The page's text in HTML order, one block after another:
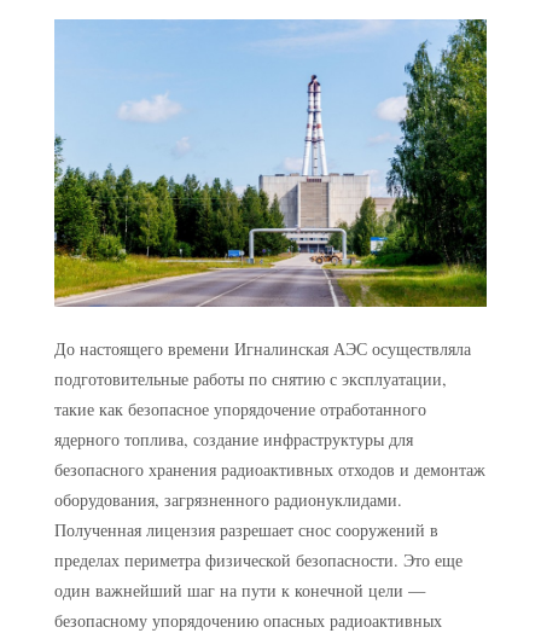
До настоящего времени Игналинская АЭС осуществляла
подготовительные работы по снятию с эксплуатации,
такие как безопасное упорядочение отработанного
ядерного топлива, создание инфраструктуры для
безопасного хранения радиоактивных отходов и демонтаж
оборудования, загрязненного радионуклидами.
Полученная лицензия разрешает снос сооружений в
пределах периметра физической безопасности. Это еще
один важнейший шаг на пути к конечной цели —
безопасному упорядочению опасных радиоактивных